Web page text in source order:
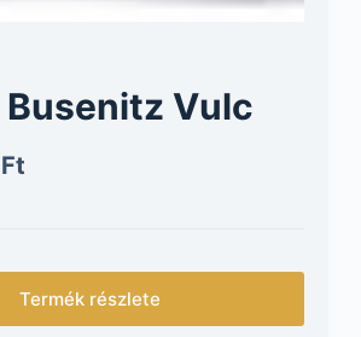
Vulc
Ft
Termék részlete